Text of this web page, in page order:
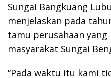
Sungai Bangkuang
menjelaskan pada
tamu perusahaan
masyarakat Sungai
“Pada waktu itu kami